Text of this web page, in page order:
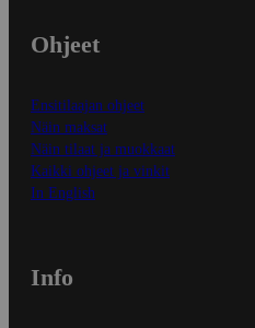
Ohjeet
Ensitilaajan ohjeet
Näin maksat
Näin tilaat ja muokkaat
Kaikki ohjeet ja vinkit
In English
Info